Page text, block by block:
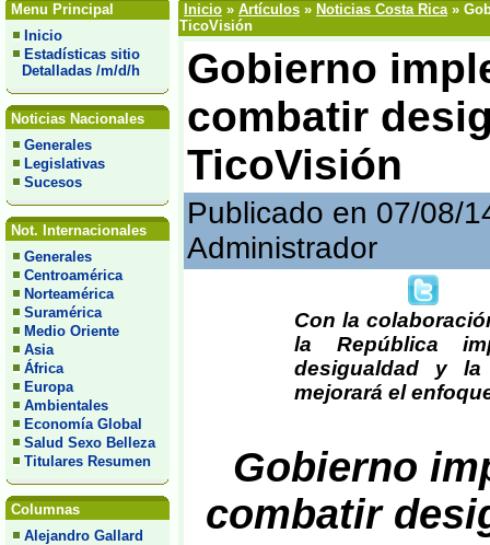
Menu Principal
Inicio
Estadísticas sitio
Detalladas /m/d/h
Noticias Nacionales
Generales
Legislativas
Sucesos
Not. Internacionales
Generales
Centroamérica
Norteamérica
Suramérica
Medio Oriente
Asia
África
Europa
Ambientales
Economía Global
Salud Sexo Belleza
Titulares Resumen
Columnas
Alejandro Gallard
Inicio » Artículos » Noticias Costa Rica»
TicoVisión
Gobierno
combatir
TicoVisión
Publicado en 07/08/
Administrador
Con la
la República
desigualdad y la
mejorará el
Gobierno
combatir